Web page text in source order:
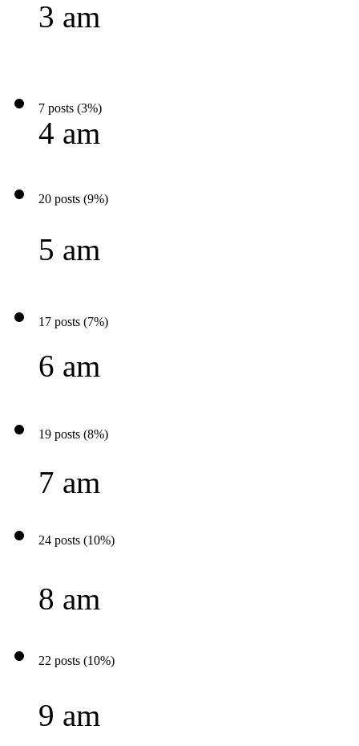
3 am
7 posts (3%)
4 am
20 posts (9%)
5 am
17 posts (7%)
6 am
19 posts (8%)
7 am
24 posts (10%)
8 am
22 posts (10%)
9 am